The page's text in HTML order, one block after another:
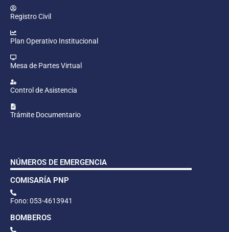
Registro Civil
Plan Operativo Institucional
Mesa de Partes Virtual
Control de Asistencia
Trámite Documentario
NÚMEROS DE EMERGENCIA
COMISARÍA PNP
Fono: 053-4613941
BOMBEROS